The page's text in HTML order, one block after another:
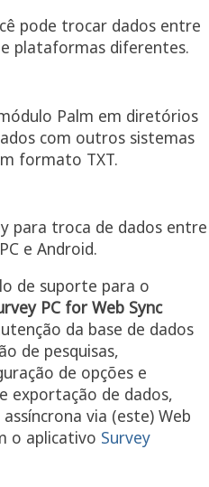
pode trocar dados entre
plataformas diferentes.
Palm em diretórios
com outros sistemas
formato TXT.
para troca de dados entre
e Android.
de suporte para o
PC for Web Sync
da base de dados
de pesquisas,
de opções e
exportação de dados,
via (este) Web
o aplicativo Survey